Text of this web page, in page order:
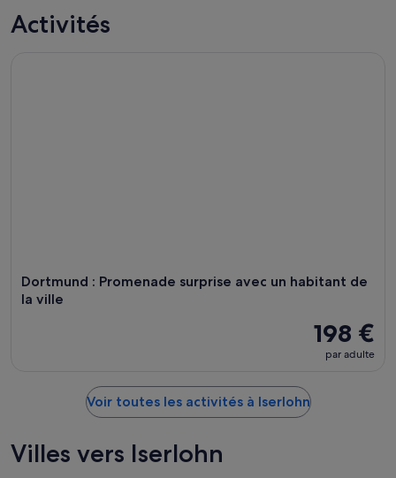
Activités
Dortmund : Promenade surprise avec un habitant de
la ville
198 €
par adulte
Voir toutes les activités à Iserlohn
Villes vers Iserlohn